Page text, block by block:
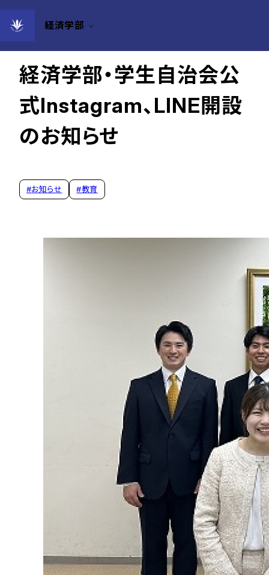
経済学部
2023年07月10日
経済学部・学生自治会公
式Instagram、LINE開設
のお知らせ
#お知らせ #教育